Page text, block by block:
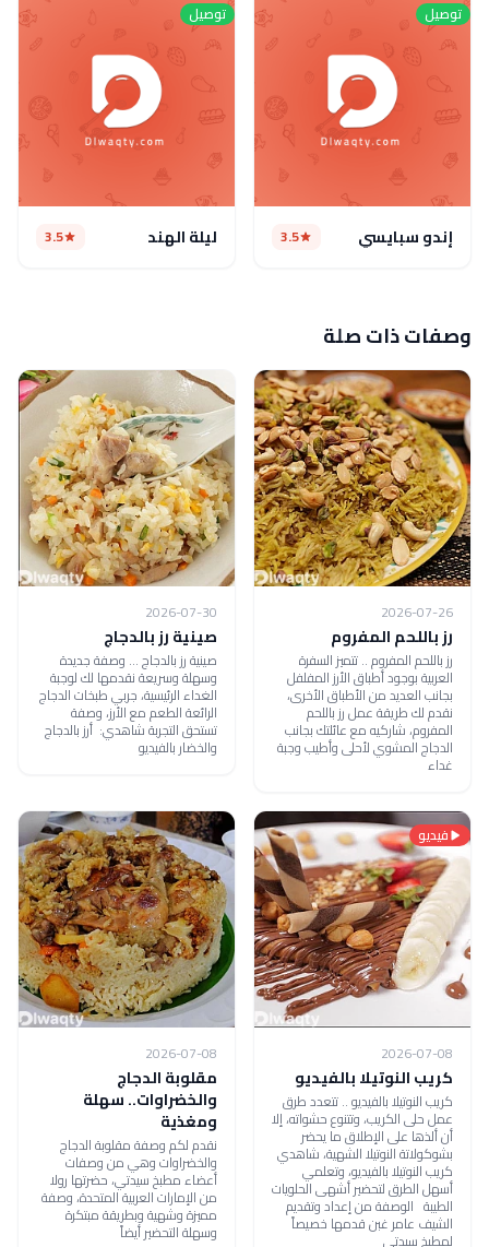
توصيل
إندو سبايسي 3.5
توصيل
ليلة الهند 3.5
وصفات ذات صلة
2026-07-26
رز باللحم المفروم
رز باللحم المفروم .. تتميز السفرة
العربية بوجود أطباق الأرز المفلفل
بجانب العديد من الأطباق الأخرى،
نقدم لك طريقة عمل رز باللحم
المفروم، شاركيه مع عائلتك بجانب
الدجاج المشوي لأحلى وأطيب وجبة
غداء
2026-07-30
صينية رز بالدجاج
صينية رز بالدجاج ... وصفة جديدة
وسهلة وسريعة نقدمها لك لوجبة
الغداء الرئيسية، جربي طبخات الدجاج
الرائعة الطعم مع الأرز، وصفة
تستحق التجربة شاهدي: أرز بالدجاج
والخضار بالفيديو
فيديو
2026-07-08
كريب النوتيلا بالفيديو
كريب النوتيلا بالفيديو .. تتعدد طرق
عمل حلى الكريب، وتتنوع حشواته، إلا
أن ألذها على الإطلاق ما يحضر
بشوكولاتة النوتيلا الشهية، شاهدي
كريب النوتيلا بالفيديو، وتعلمي
أسهل الطرق لتحضير أشهى الحلويات
الطيبة الوصفة من إعداد وتقديم
الشيف عامر غبن قدمها خصيصاً
لمطبخ سيدتي
2026-07-08
مقلوبة الدجاج
والخضراوات.. سهلة
ومغذية
نقدم لكم وصفة مقلوبة الدجاج
والخضراوات وهي من وصفات
أعضاء مطبخ سيدتي، حضرتها رولا
من الإمارات العربية المتحدة، وصفة
مميزة وشهية وبطريقة مبتكرة
وسهلة التحضير أيضاً